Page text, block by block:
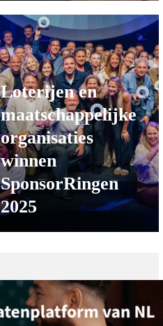
Loterijen en
maatschappelijke
organisaties
winnen
SponsorRingen
2025